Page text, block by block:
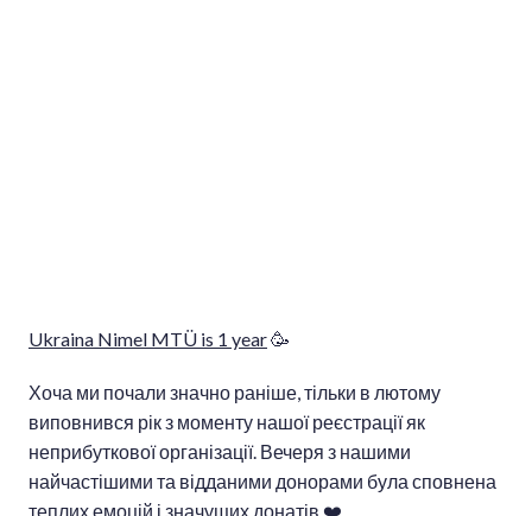
Ukraina Nimel MTÜ is 1 year🥳
Хоча ми почали значно раніше, тільки в лютому
виповнився рік з моменту нашої реєстрації як
неприбуткової організації. Вечеря з нашими
найчастішими та відданими донорами була сповнена
теплих емоцій і значущих донатів ❤️